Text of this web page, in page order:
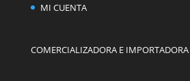
MI CUENTA
COMERCIALIZADORA E